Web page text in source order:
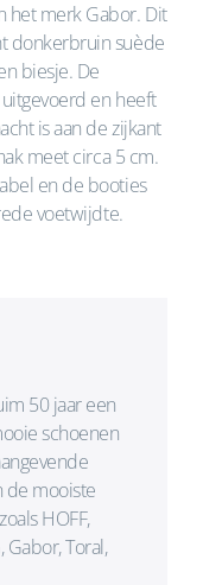
het merk Gabor. Dit
donkerbruin suède
biesje. De
en heeft
is aan de zijkant
meet circa 5 cm.
en de booties
voetwijdte.
50 jaar een
schoenen
de mooiste
HOFF,
Gabor, Toral,